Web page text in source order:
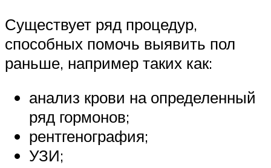
Существует ряд процедур,
способных помочь выявить пол
раньше, например таких как:
анализ крови на определенный
ряд гормонов;
рентгенография;
УЗИ;